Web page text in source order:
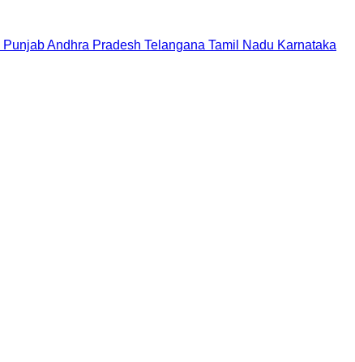
PunjabAndhra Pradesh Telangana Tamil Nadu Karnataka